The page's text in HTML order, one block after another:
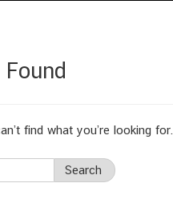
find what you’re looking